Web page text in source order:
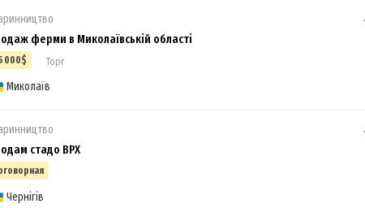
ферми в Миколаївській області
000$ Торг
Миколаїв
стадо ВРХ
Чернігів